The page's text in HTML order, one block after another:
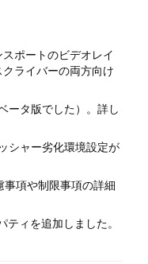
ポートのビデオレイ
ライバーの両方向け
ータ版でした）。詳し
シャー劣化環境設定が
項や制限事項の詳細
ティを追加しました。